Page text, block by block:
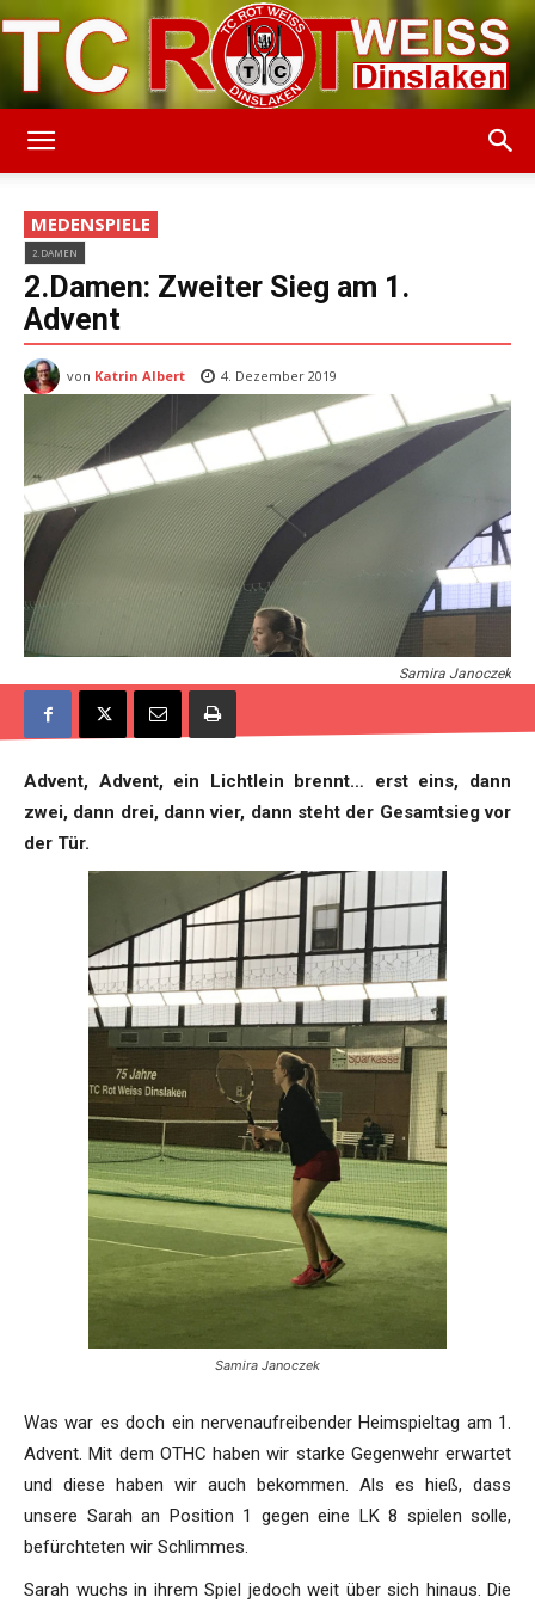
Weiss
Dinslaken
MEDENSPIELE
2.DAMEN
2.Damen: Zweiter Sieg am 1.
Advent
von Katrin Albert 4. Dezember 2019
Samira Janoczek
Advent, Advent, ein Lichtlein brennt… erst eins, dann
zwei, dann drei, dann vier, dann steht der Gesamtsieg vor
der Tür.
Samira Janoczek
Was war es doch ein nervenaufreibender Heimspieltag am 1.
Advent. Mit dem OTHC haben wir starke Gegenwehr erwartet
und diese haben wir auch bekommen. Als es hieß, dass
unsere Sarah an Position 1 gegen eine LK 8 spielen solle,
befürchteten wir Schlimmes.
Sarah wuchs in ihrem Spiel jedoch weit über sich hinaus. Die